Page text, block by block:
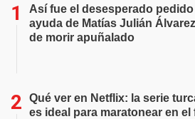
Así fue el desesperado
ayuda de Matías Julián
de morir apuñalado
Qué ver en Netflix: la serie
es ideal para maratonear en el